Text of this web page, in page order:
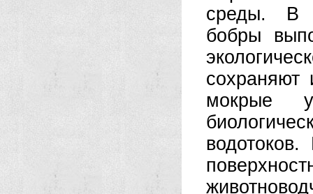
среды. В
бобры
сохраняют
мокрые